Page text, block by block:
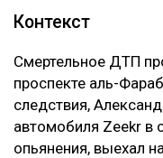
Контекст
Смертельное ДТП
проспекте аль-
следствия,
автомобиля Zeekr в
опьянения, выехал